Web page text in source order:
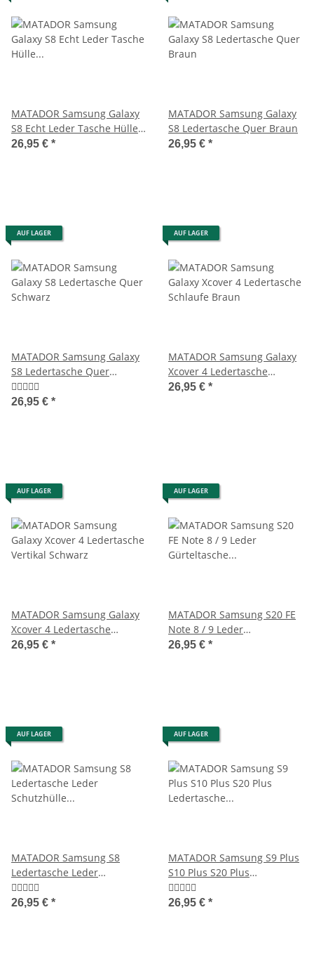
MATADOR Samsung Galaxy
S8 Echt Leder Tasche Hülle
Vertikal Braun
26,95 € *
MATADOR Samsung Galaxy
S8 Ledertasche Quer Braun
26,95 € *
AUF LAGER
MATADOR Samsung Galaxy
S8 Ledertasche Quer
Schwarz
26,95 € *
AUF LAGER
MATADOR Samsung Galaxy
Xcover 4 Ledertasche
Schlaufe Braun
26,95 € *
AUF LAGER
MATADOR Samsung Galaxy
Xcover 4 Ledertasche
Vertikal Schwarz
26,95 € *
AUF LAGER
MATADOR Samsung S20 FE
Note 8 / 9 Leder
Gürteltasche Quer Schwarz
26,95 € *
AUF LAGER
MATADOR Samsung S8
Ledertasche Leder
Schutzhülle Schwarz
26,95 € *
AUF LAGER
MATADOR Samsung S9 Plus
S10 Plus S20 Plus
Ledertasche Schwarz
26,95 € *